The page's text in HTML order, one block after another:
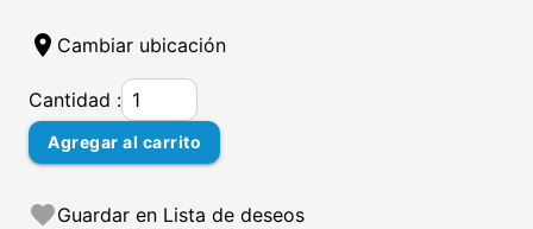
location_on Cambiar ubicación
Cantidad :
Agregar al carrito
favoriteGuardar en Lista de deseos